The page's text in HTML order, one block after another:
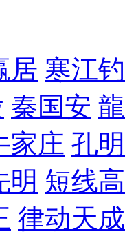
居 寒江
秦国安
家庄 孔
明 短线
律动天成